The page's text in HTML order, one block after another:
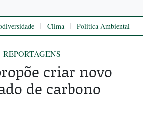
| Clima | Politica Ambiental
REPORTAGENS
criar novo
de carbono